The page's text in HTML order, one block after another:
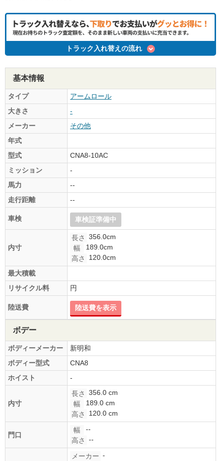
トラック入れ替えの流れ
基本情報
タイプ
アームロール
大きさ
-
メーカー
その他
年式
型式
CNA8-10AC
ミッション
-
馬力
--
走行距離
--
車検 車検証準備中
内寸
長さ
356.0cm
幅
189.0cm
高さ
120.0cm
最大積載
リサイクル料
円
陸送費 陸送費を表示
ボデー
ボディーメーカー
新明和
ボディー型式
CNA8
ホイスト
-
内寸
長さ
356.0 cm
幅
189.0 cm
高さ
120.0 cm
門口
幅
--
高さ
--
メーカー -